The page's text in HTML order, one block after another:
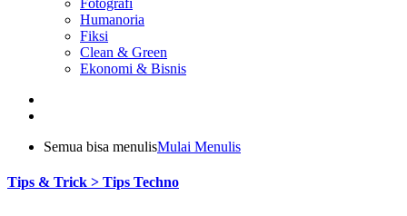
Fotografi
Humanoria
Fiksi
Clean & Green
Ekonomi & Bisnis
Semua bisa menulisMulai Menulis
Tips & Trick > Tips Techno